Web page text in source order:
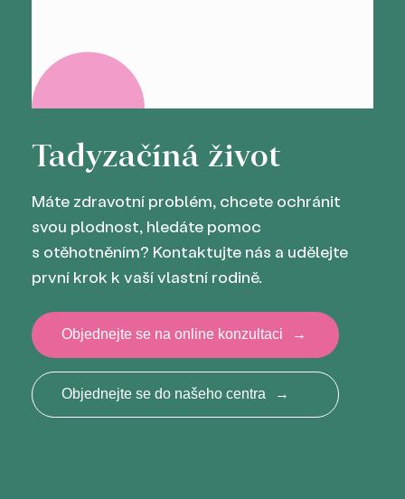
Tadyzačíná život
Máte zdravotní problém, chcete ochránit
svou plodnost, hledáte pomoc
s otěhotněním? Kontaktujte nás a udělejte
první krok k vaší vlastní rodině.
Objednejte se na online konzultaci →
Objednejte se do našeho centra →